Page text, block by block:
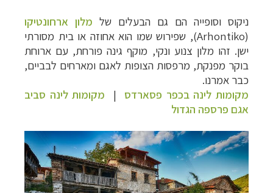
ניקוס וסופייה הם גם הבעלים של מלון ארחונטיקו
(
Arhontiko), שפירוש שמו הוא אחוזה או בית מסורתי
ישן. זהו מלון צנוע ונקי, מוקף גינה פורחת, עם ארוחת
בוקר מפנקת, מרפסות הצופות לאגם ומארחים לבביים,
כבר אמרנו.
מקומות לינה בכפר פסארדס | מקומות לינה סביב
אגם פרספה הגדול